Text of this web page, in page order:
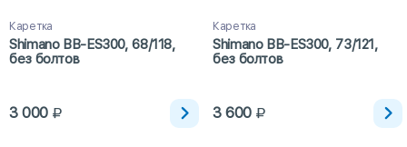
Каретка
Shimano BB-ES300, 68/118,
без болтов
3 000
Каретка
Shimano BB-ES300, 73/121,
без болтов
3 600